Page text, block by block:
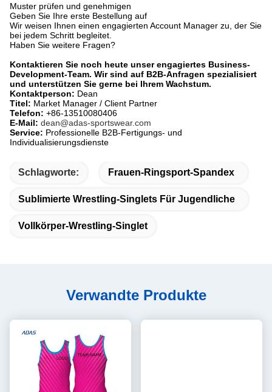
Muster prüfen und genehmigen
Geben Sie Ihre erste Bestellung auf
Wir weisen Ihnen einen engagierten Account Manager zu, der Sie
bei jedem Schritt begleitet.
Haben Sie weitere Fragen?​
Kontaktieren Sie noch heute unser engagiertes Business-
Development-Team. Wir sind auf B2B-Anfragen spezialisiert
und unterstützen Sie gerne bei Ihrem Wachstum.
Kontaktperson: ​ Dean
Titel: ​ Market Manager / Client Partner
Telefon: ​ +86-13510080406
E-Mail: dean@adas-sportswear.com
Service: ​ Professionelle B2B-Fertigungs- und
Individualisierungsdienste
Schlagworte: Frauen-Ringsport-Spandex
Sublimierte Wrestling-Singlets Für Jugendliche
Vollkörper-Wrestling-Singlet
Verwandte Produkte